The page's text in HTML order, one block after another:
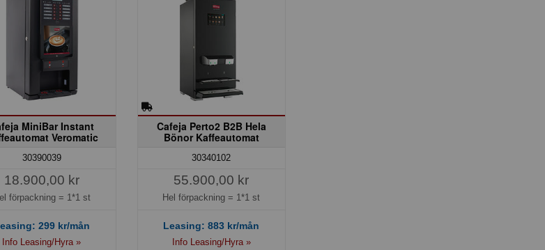
MiniBar Instant
Veromatic
30390039
18.900,00 kr
förpackning = 1*1 st
299kr/mån
Info Leasing/Hyra »
Cafeja Perto2 B2B Hela
Bönor Kaffeautomat
30340102
55.900,00 kr
Hel förpackning = 1*1 st
Leasing:883 kr/mån
Info Leasing/Hyra »